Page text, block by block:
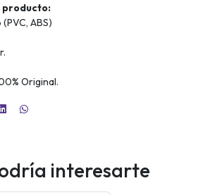
ABS)
Original.
interesarte